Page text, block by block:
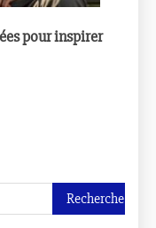
pour inspirer